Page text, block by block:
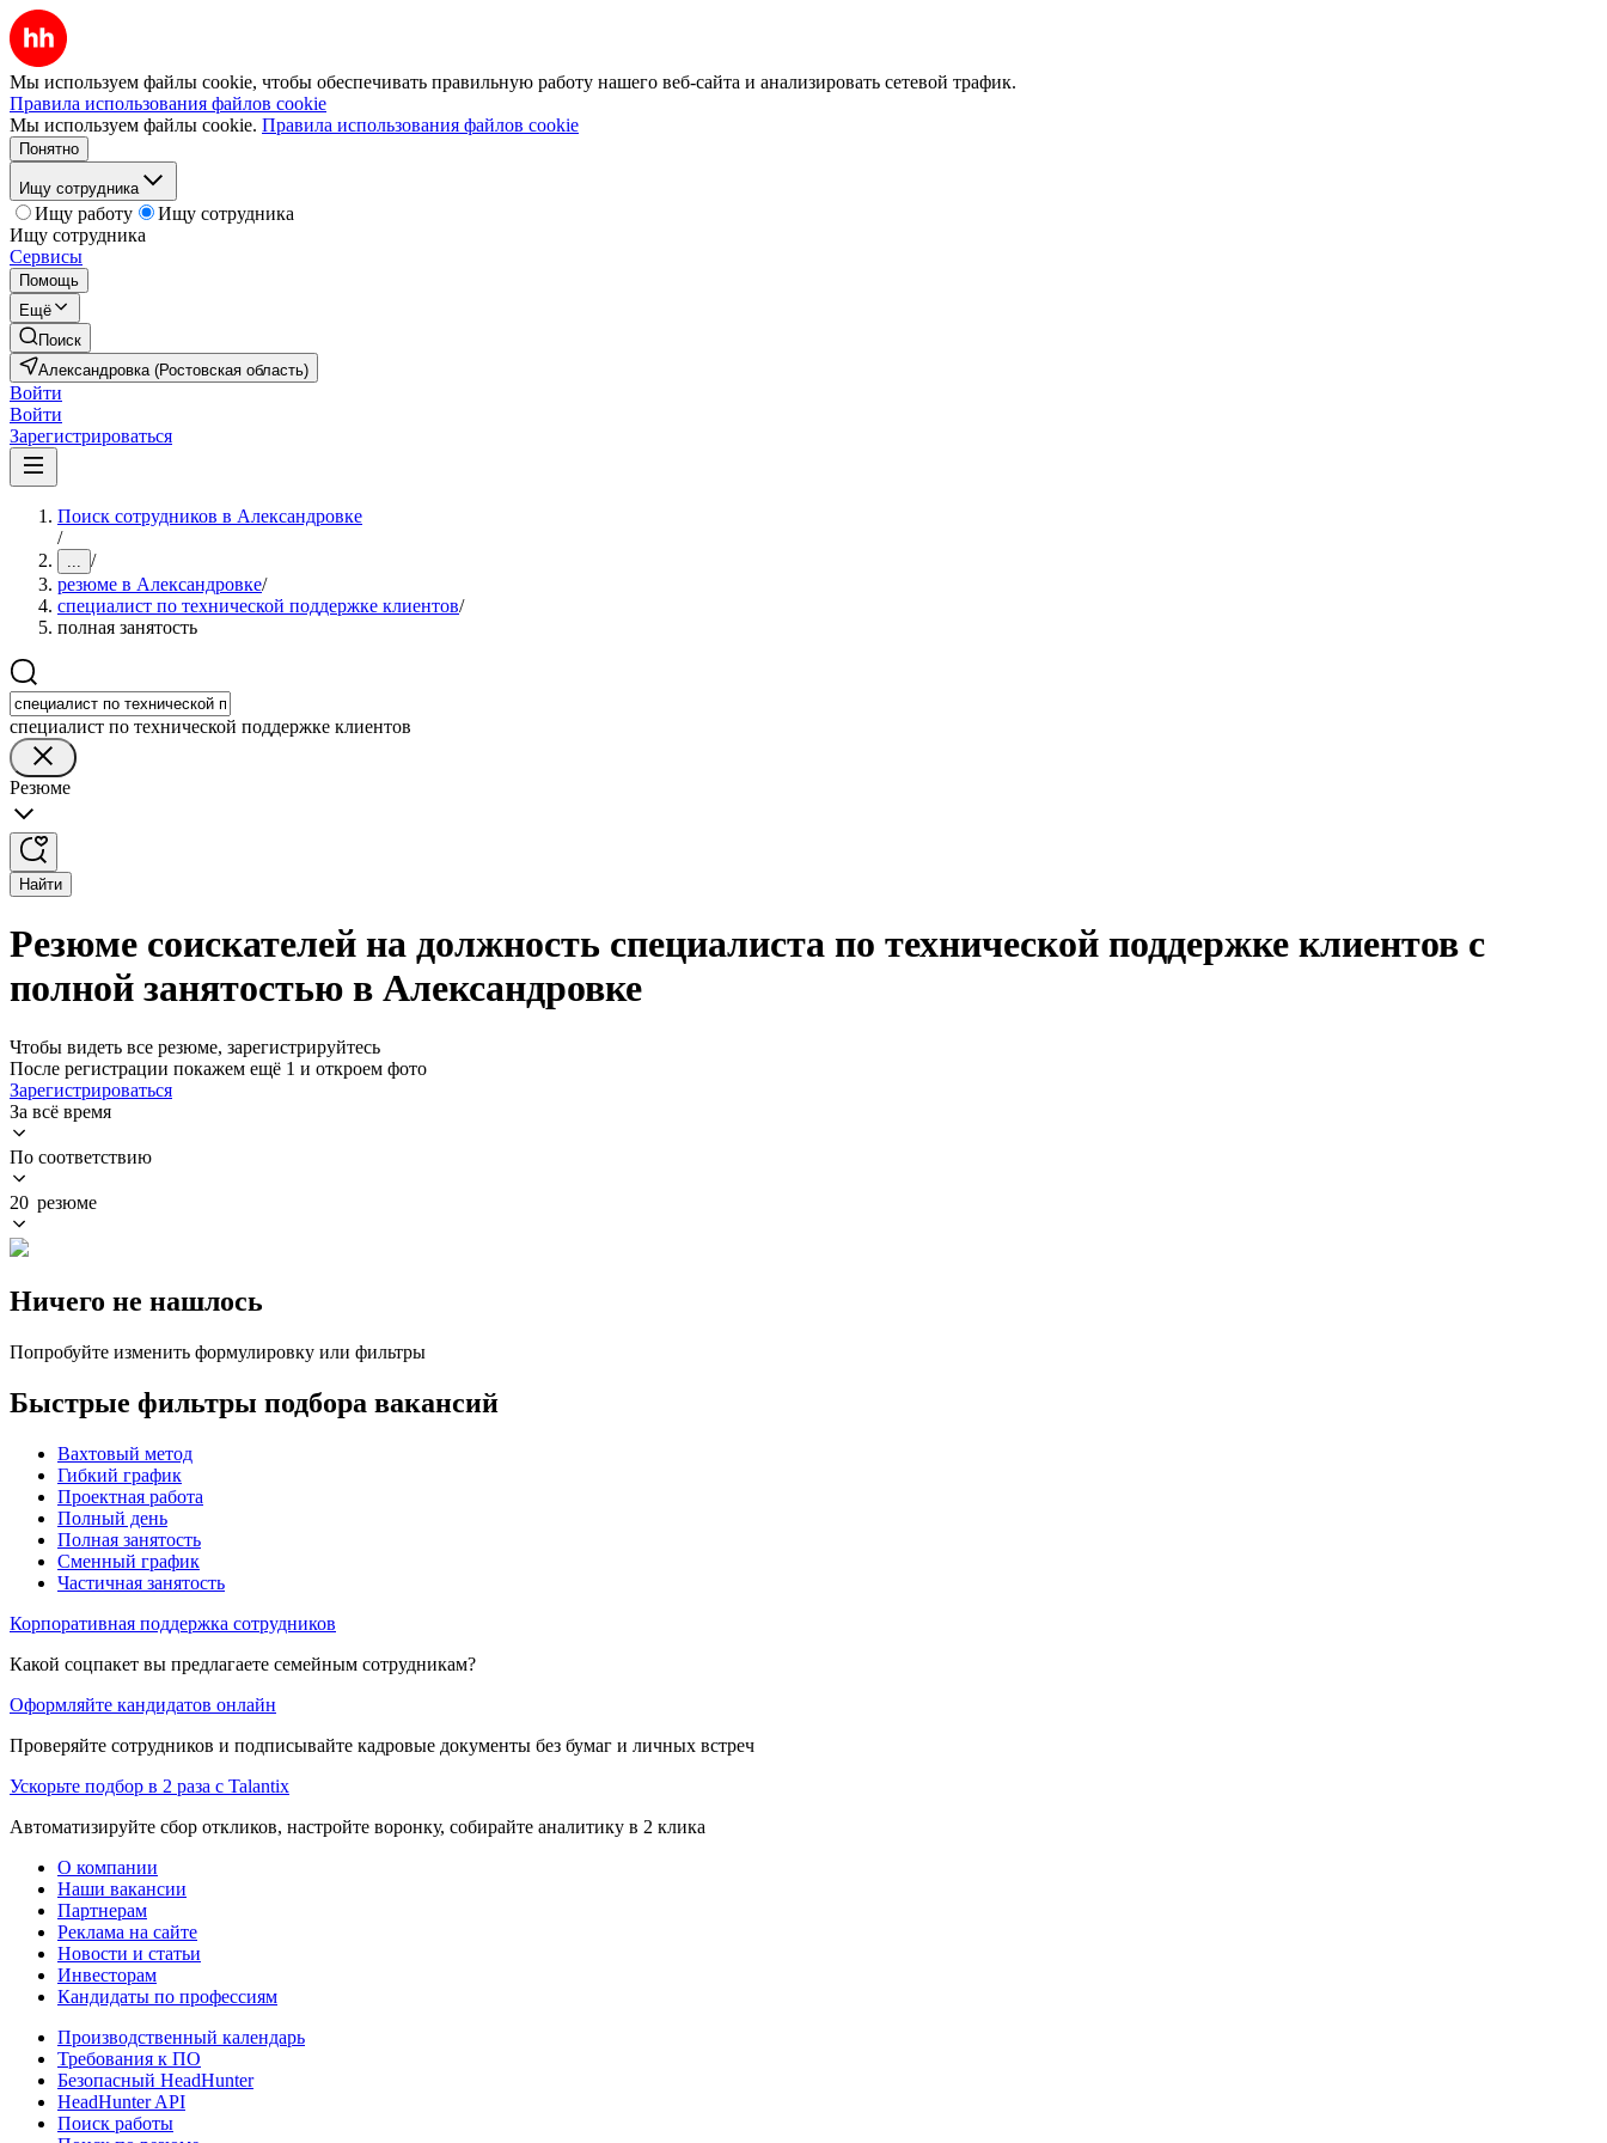
Мы используем файлы cookie, чтобы обеспечивать правильную работу нашего веб-сайта и анализировать сетевой трафик.
Правила использования файлов cookie
Мы используем файлы cookie. Правила использования файлов cookie
Понятно
Ищу сотрудника
Ищу работу
Ищу сотрудника
Ищу сотрудника
Сервисы
Помощь
Ещё
Поиск
Александровка (Ростовская область)
Войти
Войти
Зарегистрироваться
Поиск сотрудников в Александровке
/
... /
резюме в Александровке/
специалист по технической поддержке клиентов/
полная занятость
специалист по технической поддержке клиентов
Резюме
Найти
Резюме соискателей на должность специалиста по технической поддержке клиентов с
полной занятостью в Александровке
Чтобы видеть все резюме, зарегистрируйтесь
После регистрации покажем ещё 1 и откроем фото
Зарегистрироваться
За всё время
По соответствию
20 резюме
Ничего не нашлось
Попробуйте изменить формулировку или фильтры
Быстрые фильтры подбора вакансий
Вахтовый метод
Гибкий график
Проектная работа
Полный день
Полная занятость
Сменный график
Частичная занятость
Корпоративная поддержка сотрудников
Какой соцпакет вы предлагаете семейным сотрудникам?
Оформляйте кандидатов онлайн
Проверяйте сотрудников и подписывайте кадровые документы без бумаг и личных встреч
Ускорьте подбор в 2 раза с Talantix
Автоматизируйте сбор откликов, настройте воронку, собирайте аналитику в 2 клика
О компании
Наши вакансии
Партнерам
Реклама на сайте
Новости и статьи
Инвесторам
Кандидаты по профессиям
Производственный календарь
Требования к ПО
Безопасный HeadHunter
HeadHunter API
Поиск работы